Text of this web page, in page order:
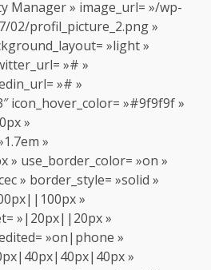
Manager » image_url= »/wp-
02/profil_picture_2.png »
»light »
»# »
»# »
icon_hover_color= »#9f9f9f »
»
»
» use_border_color= »on »
» border_style= »solid »
»
»|20px||20px »
»on|phone »
»